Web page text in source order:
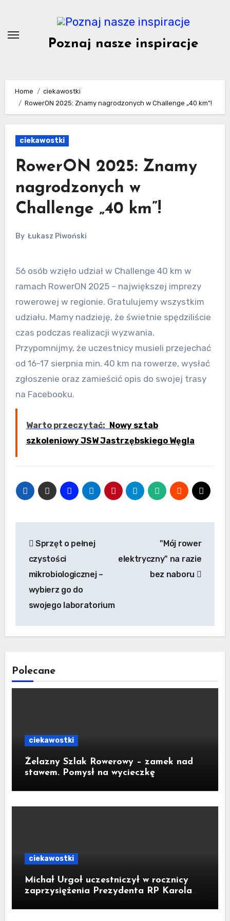
content
Poznaj nasze inspiracje
Home
ciekawostki
RowerON 2025: Znamy nagrodzonych w Challenge „40 km”!
ciekawostki
RowerON 2025: Znamy
nagrodzonych w
Challenge „40 km”!
By Łukasz Piwoński
56 osób wzięło udział w Challenge 40 km w
ramach RowerON 2025 – największej imprezy
rowerowej w regionie. Gratulujemy wszystkim
udziału. Mamy nadzieję, że świetnie spędziliście
czas podczas realizacji wyzwania.
Przypomnijmy, że uczestnicy musieli przejechać
od 16-17 sierpnia min. 40 km na rowerze, wysłać
zgłoszenie oraz zamieścić opis do swojej trasy
na Facebooku.
Warto przeczytać: Nowy sztab
szkoleniowy JSW Jastrzębskiego Węgla
wpisu
Sprzęt o pełnej
czystości
mikrobiologicznej –
wybierz go do
swojego laboratorium
"Mój rower
elektryczny" na razie
bez naboru
Polecane
ciekawostki
Żelazny Szlak Rowerowy – zamek nad
stawem. Pomysł na wycieczkę
ciekawostki
Michał Urgoł uczestniczył w rocznicy
zaprzysiężenia Prezydenta RP Karola